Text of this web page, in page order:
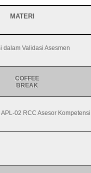
MATERI
dalam Validasi Asesmen
COFFEE
BREAK
02 RCC Asesor Kompetensi